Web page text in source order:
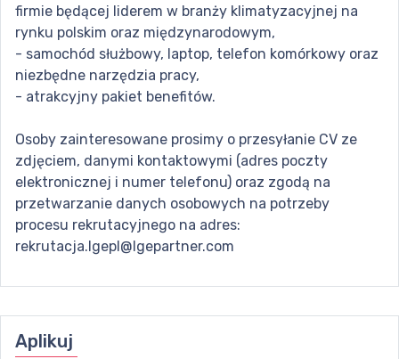
firmie będącej liderem w branży klimatyzacyjnej na
rynku polskim oraz międzynarodowym,
- samochód służbowy, laptop, telefon komórkowy oraz
niezbędne narzędzia pracy,
- atrakcyjny pakiet benefitów.
Osoby zainteresowane prosimy o przesyłanie CV ze
zdjęciem, danymi kontaktowymi (adres poczty
elektronicznej i numer telefonu) oraz zgodą na
przetwarzanie danych osobowych na potrzeby
procesu rekrutacyjnego na adres:
rekrutacja.lgepl@lgepartner.com
Aplikuj